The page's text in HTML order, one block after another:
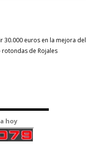
30.000 euros en la mejora del
de Rojales
hoy